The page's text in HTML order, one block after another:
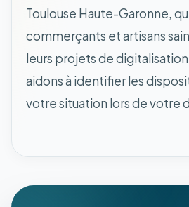
Toulouse Haute-Garonne,
commerçants et artisans
leurs projets de
aidons à identifier les
votre situation lors de votre